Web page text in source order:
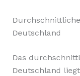
Deutschland
Das
Deutschland